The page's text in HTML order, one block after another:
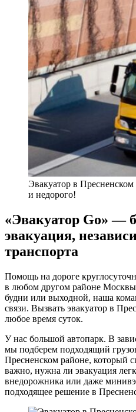
Эвакуатор в
и недорого!
«Эвакуатор Go» —
эвакуация,
транспорта
Помощь на дороге
в любом другом районе
будни или выходной, наша
связи. Вызвать эвакуатор в
любое время суток.
У нас большой автопарк. В
мы подберем подходящий
Пресненском районе, который
важно, нужна ли эвакуация
внедорожника или даже
подходящее решение в